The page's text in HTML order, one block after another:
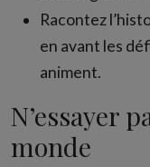
Racontez
en avant les
animent.
N’essayer
monde